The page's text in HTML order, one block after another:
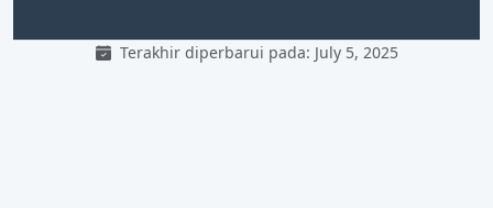
Terakhir diperbarui pada: July 5, 2025